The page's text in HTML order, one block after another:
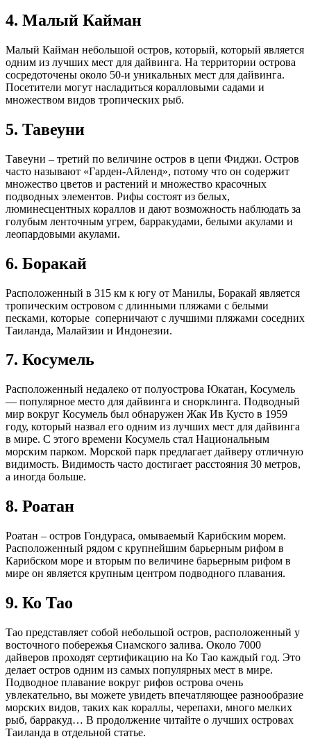
4. Малый Кайман
Малый Кайман небольшой остров, который, который является
одним из лучших мест для дайвинга. На территории острова
сосредоточены около 50-и уникальных мест для дайвинга.
Посетители могут насладиться коралловыми садами и
множеством видов тропических рыб.
5. Тавеуни
Тавеуни – третий по величине остров в цепи Фиджи. Остров
часто называют «Гарден-Айленд», потому что он содержит
множество цветов и растений и множество красочных
подводных элементов. Рифы состоят из белых,
люминесцентных кораллов и дают возможность наблюдать за
голубым ленточным угрем, барракудами, белыми акулами и
леопардовыми акулами.
6. Боракай
Расположенный в 315 км к югу от Манилы, Боракай является
тропическим островом с длинными пляжами с белыми
песками, которые соперничают с лучшими пляжами соседних
Таиланда, Малайзии и Индонезии.
7. Косумель
Расположенный недалеко от полуострова Юкатан, Косумель
— популярное место для дайвинга и снорклинга. Подводный
мир вокруг Косумель был обнаружен Жак Ив Кусто в 1959
году, который назвал его одним из лучших мест для дайвинга
в мире. С этого времени Косумель стал Национальным
морским парком. Морской парк предлагает дайверу отличную
видимость. Видимость часто достигает расстояния 30 метров,
а иногда больше.
8. Роатан
Роатан – остров Гондураса, омываемый Карибским морем.
Расположенный рядом с крупнейшим барьерным рифом в
Карибском море и вторым по величине барьерным рифом в
мире он является крупным центром подводного плавания.
9. Ко Тао
Тао представляет собой небольшой остров, расположенный у
восточного побережья Сиамского залива. Около 7000
дайверов проходят сертификацию на Ко Тао каждый год. Это
делает остров одним из самых популярных мест в мире.
Подводное плавание вокруг рифов острова очень
увлекательно, вы можете увидеть впечатляющее разнообразие
морских видов, таких как кораллы, черепахи, много мелких
рыб, барракуд… В продолжение читайте о лучших островах
Таиланда в отдельной статье.